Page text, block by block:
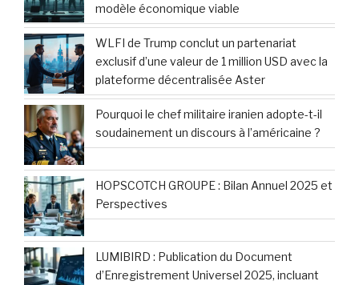
modèle économique viable
WLFI de Trump conclut un partenariat
exclusif d’une valeur de 1 million USD avec la
plateforme décentralisée Aster
Pourquoi le chef militaire iranien adopte-t-il
soudainement un discours à l’américaine ?
HOPSCOTCH GROUPE : Bilan Annuel 2025 et
Perspectives
LUMIBIRD : Publication du Document
d’Enregistrement Universel 2025, incluant